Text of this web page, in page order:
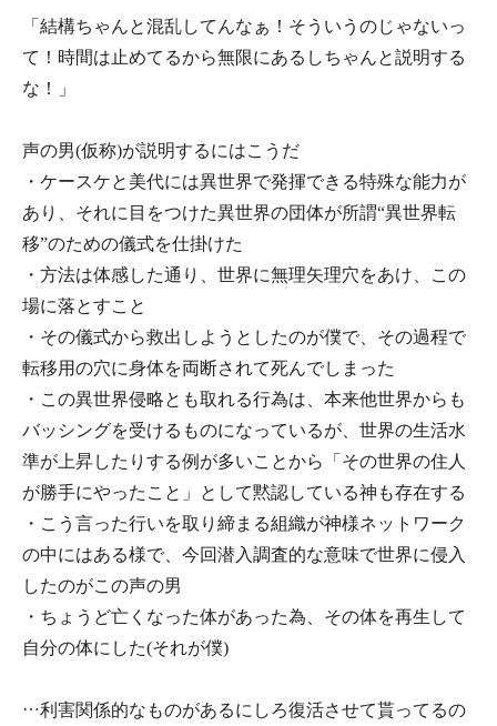
「結構ちゃんと混乱してんなぁ！そういうのじゃないっ
て！時間は止めてるから無限にあるしちゃんと説明する
な！」
声の男(仮称)が説明するにはこうだ
・ケースケと美代には異世界で発揮できる特殊な能力が
あり、それに目をつけた異世界の団体が所謂“異世界転
移”のための儀式を仕掛けた
・方法は体感した通り、世界に無理矢理穴をあけ、この
場に落とすこと
・その儀式から救出しようとしたのが僕で、その過程で
転移用の穴に身体を両断されて死んでしまった
・この異世界侵略とも取れる行為は、本来他世界からも
バッシングを受けるものになっているが、世界の生活水
準が上昇したりする例が多いことから「その世界の住人
が勝手にやったこと」として黙認している神も存在する
・こう言った行いを取り締まる組織が神様ネットワーク
の中にはある様で、今回潜入調査的な意味で世界に侵入
したのがこの声の男
・ちょうど亡くなった体があった為、その体を再生して
自分の体にした(それが僕)
…利害関係的なものがあるにしろ復活させて貰ってるの